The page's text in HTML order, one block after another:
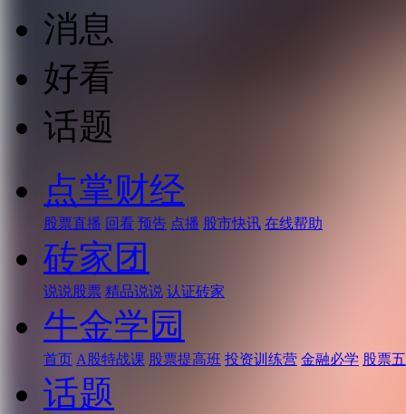
消息
好看
话题
点掌财经
股票直播 回看 预告 点播 股市快讯 在线帮助
砖家团
说说股票 精品说说 认证砖家
牛金学园
首页 A股特战课 股票提高班 投资训练营 金融必学 股票
话题